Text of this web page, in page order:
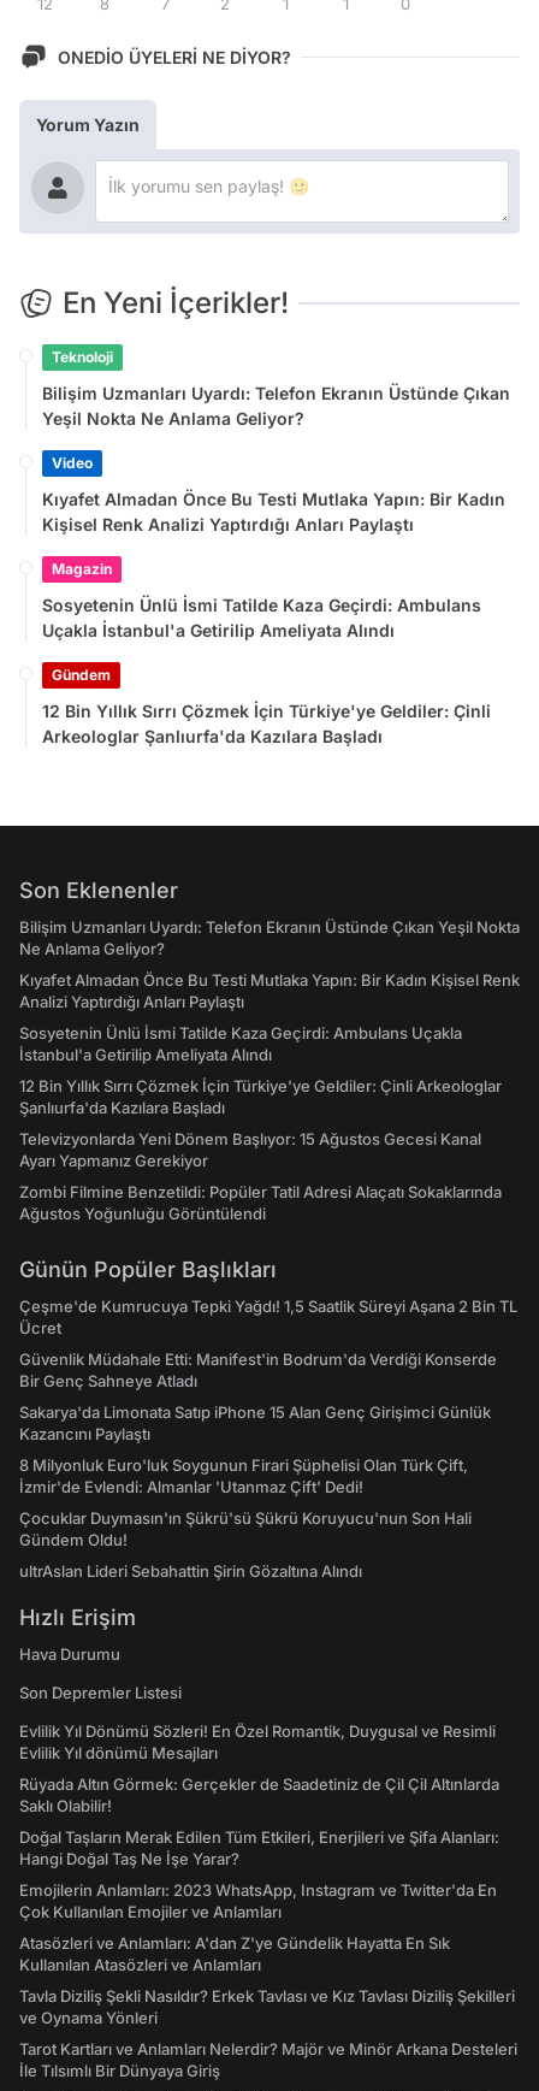
12 8 7 2 1 1 0
ONEDİO ÜYELERİ NE DİYOR?
Yorum Yazın
En Yeni İçerikler!
Teknoloji
Bilişim Uzmanları Uyardı: Telefon Ekranın Üstünde Çıkan
Yeşil Nokta Ne Anlama Geliyor?
Video
Kıyafet Almadan Önce Bu Testi Mutlaka Yapın: Bir Kadın
Kişisel Renk Analizi Yaptırdığı Anları Paylaştı
Magazin
Sosyetenin Ünlü İsmi Tatilde Kaza Geçirdi: Ambulans
Uçakla İstanbul'a Getirilip Ameliyata Alındı
Gündem
12 Bin Yıllık Sırrı Çözmek İçin Türkiye'ye Geldiler: Çinli
Arkeologlar Şanlıurfa'da Kazılara Başladı
Son Eklenenler
Bilişim Uzmanları Uyardı: Telefon Ekranın Üstünde Çıkan Yeşil Nokta
Ne Anlama Geliyor?
Kıyafet Almadan Önce Bu Testi Mutlaka Yapın: Bir Kadın Kişisel Renk
Analizi Yaptırdığı Anları Paylaştı
Sosyetenin Ünlü İsmi Tatilde Kaza Geçirdi: Ambulans Uçakla
İstanbul'a Getirilip Ameliyata Alındı
12 Bin Yıllık Sırrı Çözmek İçin Türkiye'ye Geldiler: Çinli Arkeologlar
Şanlıurfa'da Kazılara Başladı
Televizyonlarda Yeni Dönem Başlıyor: 15 Ağustos Gecesi Kanal
Ayarı Yapmanız Gerekiyor
Zombi Filmine Benzetildi: Popüler Tatil Adresi Alaçatı Sokaklarında
Ağustos Yoğunluğu Görüntülendi
Günün Popüler Başlıkları
Çeşme'de Kumrucuya Tepki Yağdı! 1,5 Saatlik Süreyi Aşana 2 Bin TL
Ücret
Güvenlik Müdahale Etti: Manifest'in Bodrum'da Verdiği Konserde
Bir Genç Sahneye Atladı
Sakarya'da Limonata Satıp iPhone 15 Alan Genç Girişimci Günlük
Kazancını Paylaştı
8 Milyonluk Euro'luk Soygunun Firari Şüphelisi Olan Türk Çift,
İzmir'de Evlendi: Almanlar 'Utanmaz Çift' Dedi!
Çocuklar Duymasın'ın Şükrü'sü Şükrü Koruyucu'nun Son Hali
Gündem Oldu!
ultrAslan Lideri Sebahattin Şirin Gözaltına Alındı
Hızlı Erişim
Hava Durumu
Son Depremler Listesi
Evlilik Yıl Dönümü Sözleri! En Özel Romantik, Duygusal ve Resimli
Evlilik Yıl dönümü Mesajları
Rüyada Altın Görmek: Gerçekler de Saadetiniz de Çil Çil Altınlarda
Saklı Olabilir!
Doğal Taşların Merak Edilen Tüm Etkileri, Enerjileri ve Şifa Alanları:
Hangi Doğal Taş Ne İşe Yarar?
Emojilerin Anlamları: 2023 WhatsApp, Instagram ve Twitter'da En
Çok Kullanılan Emojiler ve Anlamları
Atasözleri ve Anlamları: A'dan Z'ye Gündelik Hayatta En Sık
Kullanılan Atasözleri ve Anlamları
Tavla Diziliş Şekli Nasıldır? Erkek Tavlası ve Kız Tavlası Diziliş Şekilleri
ve Oynama Yönleri
Tarot Kartları ve Anlamları Nelerdir? Majör ve Minör Arkana Desteleri
İle Tılsımlı Bir Dünyaya Giriş